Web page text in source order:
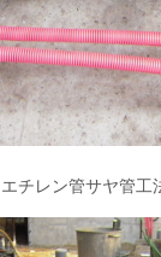
レン管サヤ管工